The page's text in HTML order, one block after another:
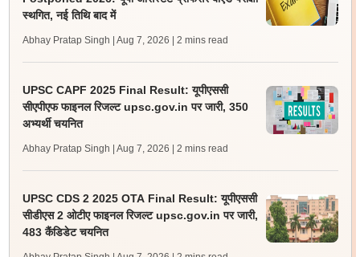
स्थगित, नई तिथि बाद में
Abhay Pratap Singh | Aug 7, 2026 | 2 mins read
UPSC CAPF 2025 Final Result: यूपीएससी
सीएपीएफ फाइनल रिजल्ट upsc.gov.in पर जारी, 350
अभ्यर्थी चयनित
Abhay Pratap Singh | Aug 7, 2026 | 2 mins read
UPSC CDS 2 2025 OTA Final Result: यूपीएससी
सीडीएस 2 ओटीए फाइनल रिजल्ट upsc.gov.in पर जारी,
483 कैंडिडेट चयनित